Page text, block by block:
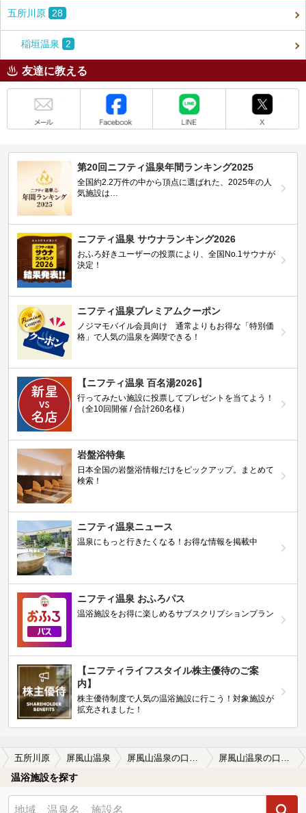
五所川原 28
稲垣温泉 2
友達に教える
第20回ニフティ温泉年間ランキング2025
全国約2.2万件の中から頂点に選ばれた、2025年の人
気施設は…
ニフティ温泉 サウナランキング2026
おふろ好きユーザーの投票により、全国No.1サウナが
決定！
ニフティ温泉プレミアムクーポン
ノジマモバイル会員向け 通常よりもお得な「特別価
格」で人気の温泉を満喫できる！
【ニフティ温泉 百名湯2026】
行ってみたい施設に投票してプレゼントを当てよう！
（全10回開催 / 合計260名様）
岩盤浴特集
日本全国の岩盤浴情報だけをピックアップ。まとめて
検索！
ニフティ温泉ニュース
温泉にもっと行きたくなる！お得な情報を掲載中
ニフティ温泉 おふろパス
温浴施設をお得に楽しめるサブスクリプションプラン
【ニフティライフスタイル株主優待のご案
内】
株主優待制度で人気の温浴施設に行こう！対象施設が
拡充されました！
五所川原 屏風山温泉 屏風山温泉の口コミ一覧 屏風山温泉の口コミ アブラ臭がする琥珀色に輝く塩味の温泉…
温浴施設を探す